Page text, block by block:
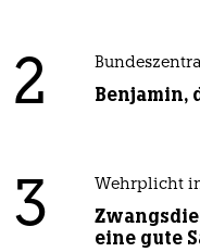
2 Benjamin,
3 Wehrplicht
eine gute